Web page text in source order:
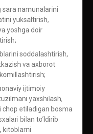
sara namunalarini
yuksaltirish,
yoshga doir
soddalashtirish,
va axborot
ijtimoiy
yaxshilash,
etiladigan bosma
bilan to‘ldirib
kitoblarni